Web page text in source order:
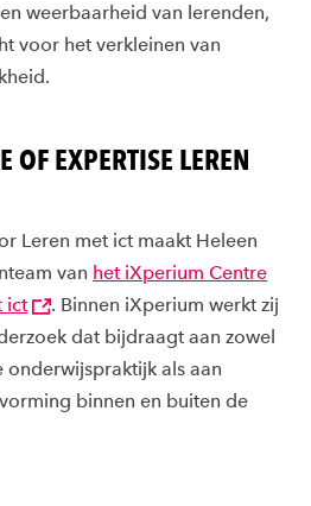
weerbaarheid van lerenden,
voor het verkleinen van
OF EXPERTISE LEREN
Leren met ict maakt Heleen
van het iXperium Centre
ict
. Binnen iXperium werkt zij
dat bijdraagt aan zowel
als aan
binnen en buiten de